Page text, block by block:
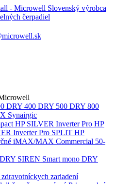
Slovenský výrobca
čerpadiel
DRY 400 DRY 500 DRY 800
Synairgic
HP SILVER Inverter Pro HP
Inverter Pro SPLIT HP
iMAX/MAX Commercial 50-
DRY SIREN Smart mono DRY
zariadení